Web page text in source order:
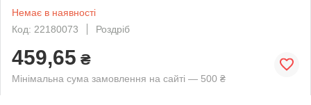
Немає в наявності
Код: 22180073
Роздріб
459,65 ₴
Мінімальна сума замовлення на сайті — 500 ₴